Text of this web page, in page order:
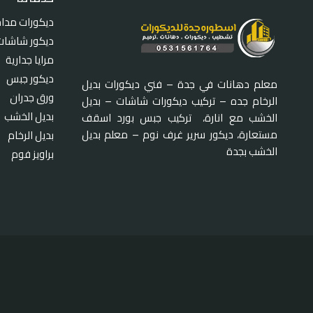
معلم دهانات في جدة – فني ديكورات بديل
الرخام جده – تركيب ديكورات شاشات – بديل
الخشب مع انارة، تركيب جبس بورد اسقف
مستعارة، ديكور سرير غرف نوم – معلم بديل
الخشب بجدة
ديكورات
ديكور
مرايا جدارية
ديكور جبس
ورق جدران
بديل الخشب
بديل الرخام
براويز فوم